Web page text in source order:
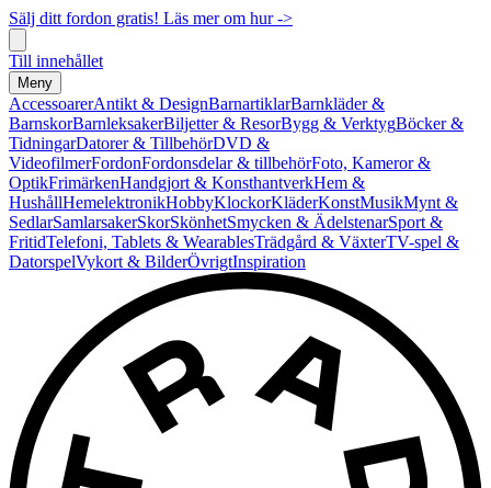
Sälj ditt fordon gratis! Läs mer om hur ->
Till innehållet
Meny
AccessoarerAntikt & DesignBarnartiklarBarnkläder &
BarnskorBarnleksakerBiljetter & ResorBygg & VerktygBöcker &
TidningarDatorer & TillbehörDVD &
VideofilmerFordonFordonsdelar & tillbehörFoto, Kameror &
OptikFrimärkenHandgjort & KonsthantverkHem &
HushållHemelektronikHobbyKlockorKläderKonstMusikMynt &
SedlarSamlarsakerSkorSkönhetSmycken & ÄdelstenarSport &
FritidTelefoni, Tablets & WearablesTrädgård & VäxterTV-spel &
DatorspelVykort & BilderÖvrigtInspiration